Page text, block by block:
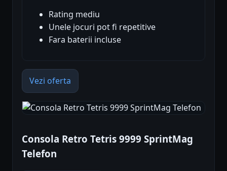
Rating mediu
Unele jocuri pot fi repetitive
Fara baterii incluse
Vezi oferta
Consola Retro Tetris 9999 SprintMag
Telefon